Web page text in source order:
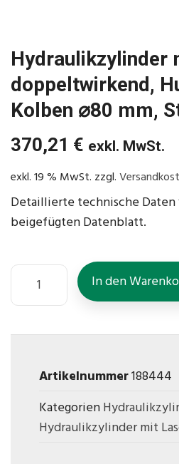
Hydraulikzylinder
doppeltwirkend,
Kolben ⌀80 mm,
370,21 € exkl. MwSt.
exkl. 19 % MwSt. zzgl.
Detaillierte technische Daten
beigefügten Datenblatt.
In den
Artikelnummer188444
Kategorien
Hydraulikzylinder mit